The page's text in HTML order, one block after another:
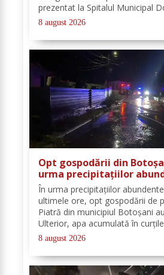
prezentat la Spitalul Municipal
aparatul electrocasnic, iar
intervenția salvatorilor. Pompierii
8 august 2026
Opt gospodării din
urma precipitațiilor
ultimele ore
În urma precipitațiilor
ultimele ore, opt gospodării de
Piatră din municipiul Botoșani
Ulterior, apa acumulată în
pe carosabil. Pentru evacuarea
din cadrul Detașamentului
8 august 2026